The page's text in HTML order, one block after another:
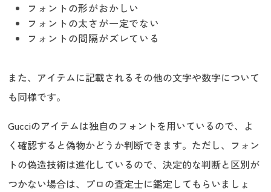
フォントの形がおかしい
フォントの太さが一定でない
フォントの間隔がズレている
また、アイテムに記載されるその他の文字や数字について
も同様です。
Gucciのアイテムは独自のフォントを用いているので、よ
く確認すると偽物かどうか判断できます。ただし、フォン
トの偽造技術は進化しているので、決定的な判断と区別が
つかない場合は、プロの査定士に鑑定してもらいましょ